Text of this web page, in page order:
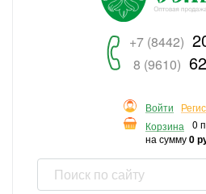
+7 (8442)
8 (9610)
Войти
Корзина
0
на сумму0